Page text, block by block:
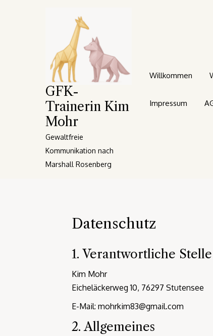
GFK-
Trainerin Kim
Mohr
Gewaltfreie
Kommunikation nach
Marshall Rosenberg
Willkommen
Impressum
Datenschutz
1. Verantwortliche Stelle
Kim Mohr
Eicheläckerweg 10, 76297 Stutensee
E-Mail: mohrkim83@gmail.com
2. Allgemeines